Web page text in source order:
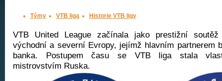
Týmy VTB liga Historie VTB ligy
VTB United League začínala jako prestižní
východní a severní Evropy, jejímž hlavním partnerem
banka. Postupem času se VTB liga stala
mistrovstvím Ruska.